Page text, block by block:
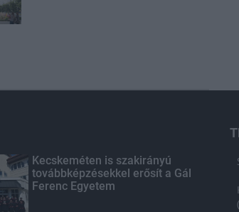
Kecskeméten is szakirányú
továbbképzésekkel erősít a Gál
Ferenc Egyetem